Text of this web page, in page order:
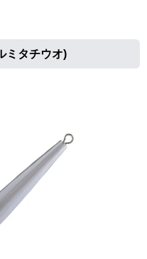
ミタチウオ)